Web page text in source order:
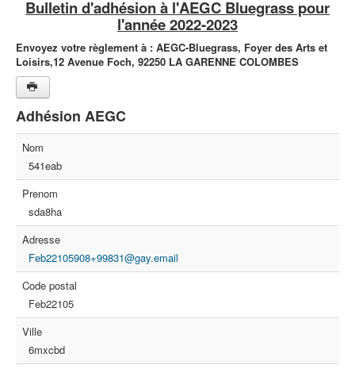
Bulletin d'adhésion à l'AEGC Bluegrass pour
l'année 2022-2023
Envoyez votre règlement à : AEGC-Bluegrass, Foyer des Arts et
Loisirs,12 Avenue Foch, 92250 LA GARENNE COLOMBES
Adhésion AEGC
Nom
541eab
Prenom
sda8ha
Adresse
Feb22105908+99831@gay.email
Code postal
Feb22105
Ville
6mxcbd